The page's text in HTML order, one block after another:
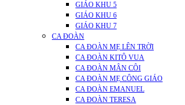
GIÁO KHU 5
GIÁO KHU 6
GIÁO KHU 7
CA ĐOÀN
CA ĐOÀN MẸ LÊN TRỜI
CA ĐOÀN KITÔ VUA
CA ĐOÀN MÂN CÔI
CA ĐOÀN MẸ CÔNG GIÁO
CA ĐOÀN EMANUEL
CA ĐOÀN TERESA